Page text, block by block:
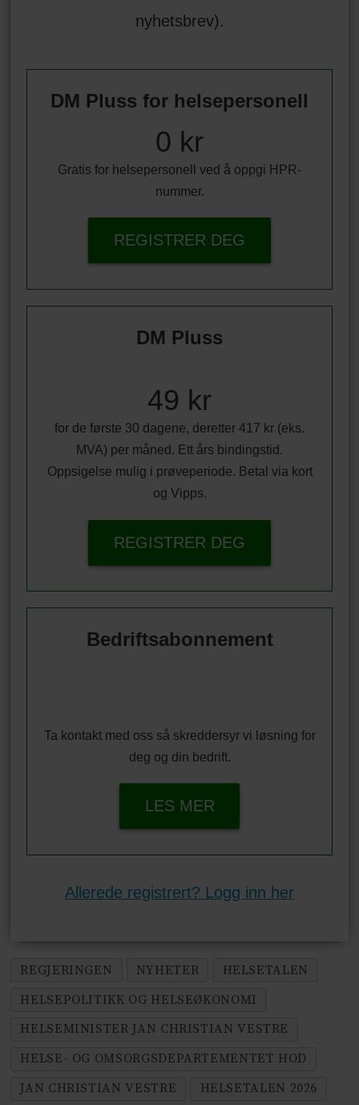
nyhetsbrev).
DM Pluss for helsepersonell
0 kr
Gratis for helsepersonell ved å oppgi HPR-
nummer.
REGISTRER DEG
DM Pluss
49 kr
for de første 30 dagene, deretter 417 kr (eks.
MVA) per måned. Ett års bindingstid.
Oppsigelse mulig i prøveperiode. Betal via kort
og Vipps.
REGISTRER DEG
Bedriftsabonnement
Ta kontakt med oss så skreddersyr vi løsning for
deg og din bedrift.
LES MER
Allerede registrert? Logg inn her
REGJERINGEN NYHETER
HELSETALEN
HELSEPOLITIKK OG HELSEØKONOMI
HELSEMINISTER JAN CHRISTIAN VESTRE
HELSE- OG OMSORGSDEPARTEMENTET HOD
JAN CHRISTIAN VESTRE
HELSETALEN 2026